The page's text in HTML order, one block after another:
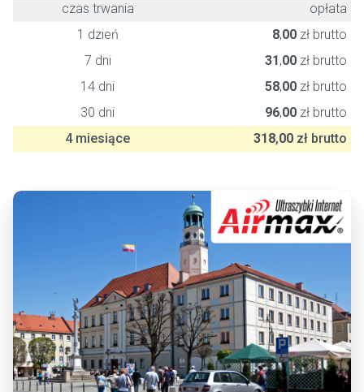
czas trwania
opłata
1 dzień
8,00 zł brutto
7 dni
31,00 zł brutto
14 dni
58,00 zł brutto
30 dni
96,00 zł brutto
4 miesiące
318,00 zł brutto